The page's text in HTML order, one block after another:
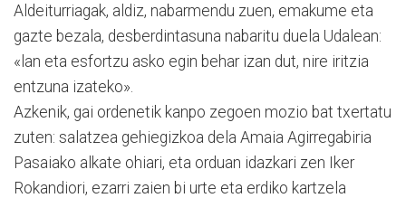
Aldeiturriagak, aldiz, nabarmendu zuen, ema­kume eta
gazte bezala, des­berdintasuna nabaritu duela Udalean:
«lan eta esfortzu asko egin behar izan dut, nire iritzia
entzuna izateko».
Azkenik, gai ordenetik kan­po zegoen mozio bat txertatu
zuten: salatzea gehiegizkoa dela Amaia Agirregabiria
Pasaiako alkate ohiari, eta orduan idaz­kari zen Iker
Rokandiori, ezarri zaien bi urte eta erdiko kar­tze­la